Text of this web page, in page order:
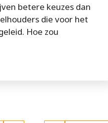
betere keuzes dan
die voor het
Hoe zou